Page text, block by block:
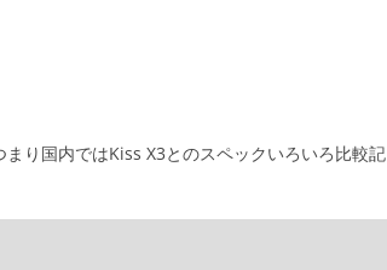
り国内ではKiss X3とのスペックいろいろ比較記